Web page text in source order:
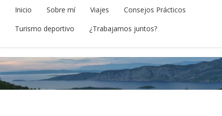
Inicio Sobre mí Viajes
Consejos Prácticos
Turismo deportivo
¿Trabajamos juntos?